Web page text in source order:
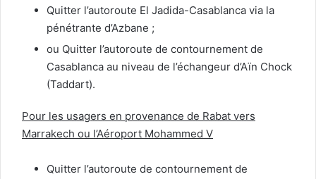
Quitter l’autoroute El Jadida-Casablanca via la
pénétrante d’Azbane ;
ou Quitter l’autoroute de contournement de
Casablanca au niveau de l’échangeur d’Aïn Chock
(Taddart).
Pour les usagers en provenance de Rabat vers
Marrakech ou l’Aéroport Mohammed V
Quitter l’autoroute de contournement de